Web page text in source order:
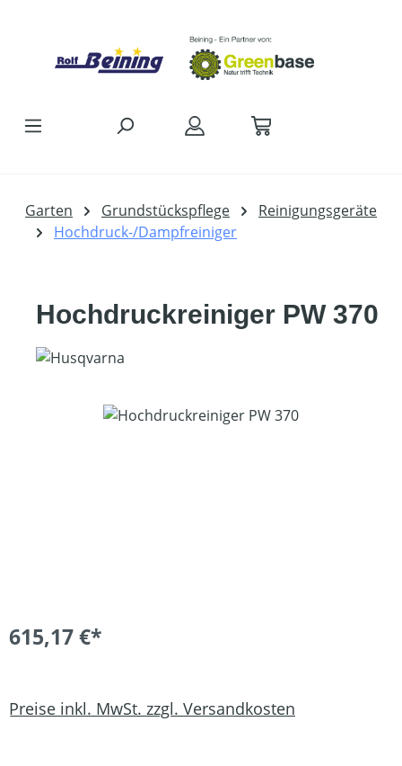
Garten Grundstückspflege
Reinigungsgeräte
Hochdruck-/Dampfreiniger
Hochdruckreiniger PW 370
Bildergalerie überspringen
615,17 €*
Preise inkl. MwSt. zzgl. Versandkosten